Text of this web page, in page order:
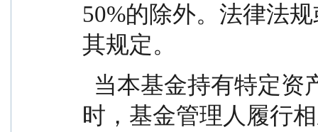
50%的除外。法律法
其规定。
时，基金管理人履行